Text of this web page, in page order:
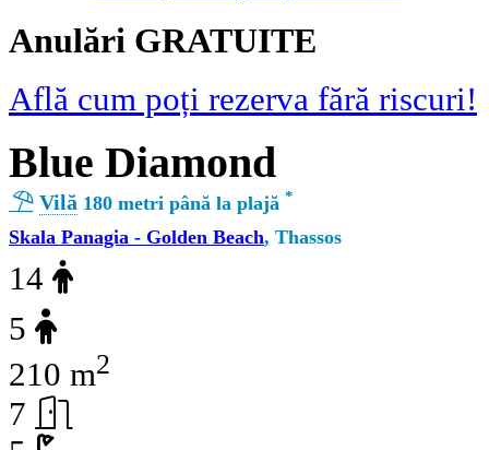
Αnulări GRATUITE
Află cum poți rezerva fără riscuri!
Blue Diamond
Vilă 180 metri până la plajă *
Skala Panagia - Golden Beach, Thassos
14
5
210 m2
7